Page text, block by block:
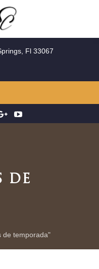
Fl 33067
DE
de temporada"